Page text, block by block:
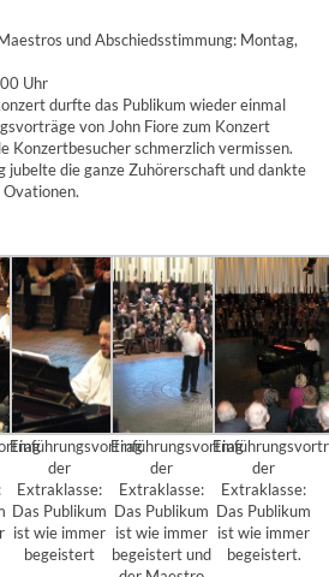
und Abschiedsstimmung: Montag,
Uhr
durfte das Publikum wieder einmal
von John Fiore zum Konzert
Konzertbesucher schmerzlich vermissen.
jubelte die ganze Zuhörerschaft und dankte
Einführungsvortrag
der
Extraklasse:
Das Publikum
ist wie immer
begeistert
Einführungsvortrag
der
Extraklasse:
Das Publikum
ist wie immer
begeistert und
der
Extraklasse:
Das Publikum
ist wie immer
begeistert.